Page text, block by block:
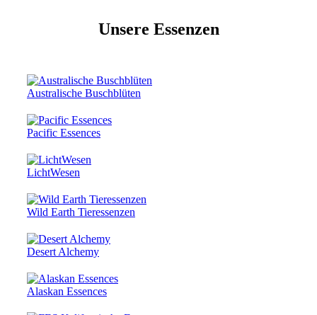
Unsere Essenzen
Australische Buschblüten
Pacific Essences
LichtWesen
Wild Earth Tieressenzen
Desert Alchemy
Alaskan Essences